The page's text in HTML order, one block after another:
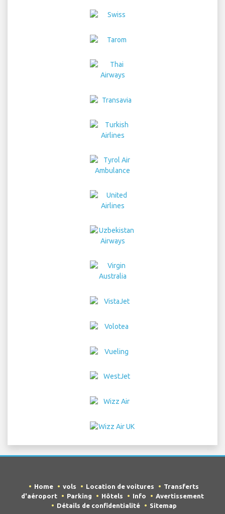
Home vols Location de voitures
Transferts
d'aéroport
Parking Hôtels Info
Avertissement
Détails de confidentialité
Sitemap